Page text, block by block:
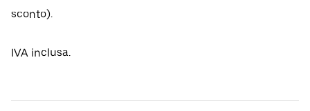
sconto).
IVA inclusa.